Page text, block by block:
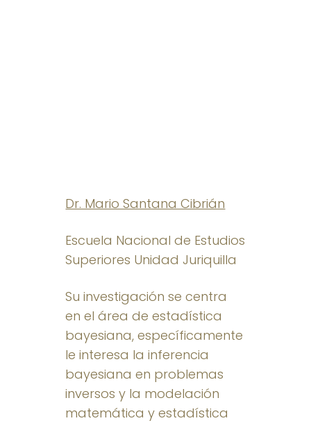
Dr. Mario Santana Cibrián
Escuela Nacional de Estudios
Superiores Unidad Juriquilla
Su investigación se centra
en el área de estadística
bayesiana, específicamente
le interesa la inferencia
bayesiana en problemas
inversos y la modelación
matemática y estadística